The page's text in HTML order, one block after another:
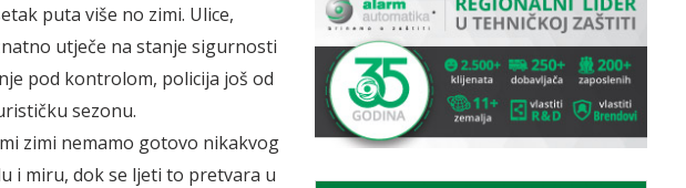
puta više no zimi. Ulice,
utječe na stanje sigurnosti
pod kontrolom, policija još od
sezonu.
zimi nemamo gotovo nikakvog
i miru, dok se ljeti to pretvara u